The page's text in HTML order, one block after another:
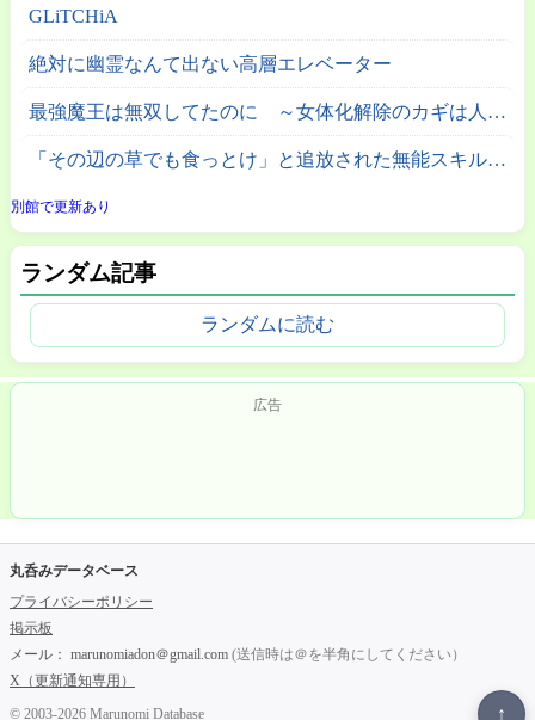
GLiTCHiA
絶対に幽霊なんて出ない高層エレベーター
最強魔王は無双してたのに ～女体化解除のカギは人助けの旅でした～
「その辺の草でも食っとけ」と追放された無能スキル【植物食い】持ち転生者、エルフの里で幻の植物を食べて無双する
別館で更新あり
ランダム記事
ランダムに読む
広告
丸呑みデータベース
プライバシーポリシー
掲示板
メール： marunomiadon＠gmail.com (送信時は＠を半角にしてください）
X（更新通知専用）
© 2003-2026 Marunomi Database
↑